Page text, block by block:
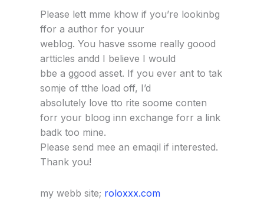
Please lett mme khow if you’re lookinbg
ffor a author for youur
weblog. You hasve ssome really goood
artticles andd I believe I would
bbe a ggood asset. If you ever ant to tak
somje of tthe load off, I’d
absolutely love tto rite soome conten
forr your bloog inn exchange forr a link
badk too mine.
Please send mee an emaqil if interested.
Thank you!
my webb site; roloxxx.com